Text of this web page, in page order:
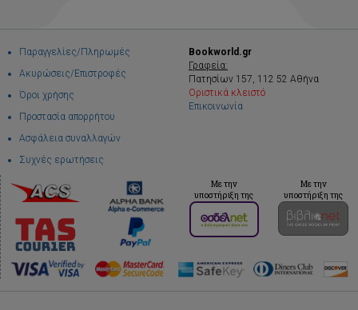
Παραγγελίες/Πληρωμές
Ακυρώσεις/Επιστροφές
Όροι χρήσης
Προστασία απορρήτου
Ασφάλεια συναλλαγών
Συχνές ερωτήσεις
Bookworld.gr
Γραφεία:
Πατησίων 157, 112 52 Αθήνα
Οριστικά κλειστό
Επικοινωνία
Με την
υποστήριξη της
Με την
υποστήριξη της